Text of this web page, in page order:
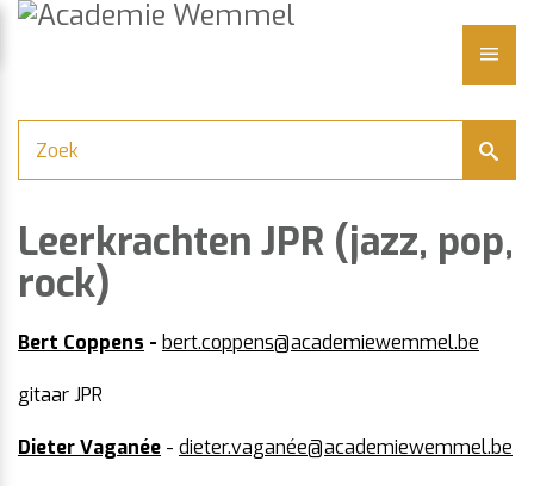
Naar
Academie
Leerkrachten JPR (jazz, pop,
rock)
Bert Coppens - bert.coppens@academiewemmel.be
gitaar JPR
Dieter Vaganée - dieter.vaganée@academiewemmel.be